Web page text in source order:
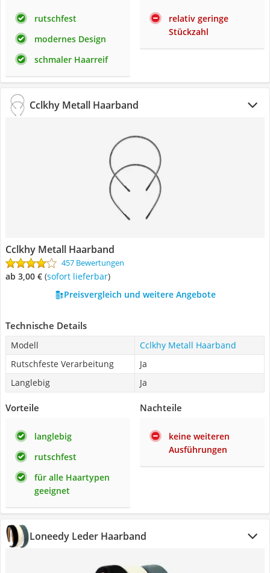
rutschfest
modernes Design
schmaler Haarreif
relativ geringe
Stückzahl
Cclkhy Metall Haarband
Cclkhy Metall Haarband
457 Bewertungen
ab 3,00 € ( Sofort lieferbar)
Preisvergleich und weitere Angebote
Technische Details
Modell
Cclkhy Metall Haarband
Rutschfeste Verarbeitung
Ja
Langlebig
Ja
Vorteile
langlebig
rutschfest
für alle Haartypen
geeignet
Nachteile
keine weiteren
Ausführungen
Loneedy Leder Haarband